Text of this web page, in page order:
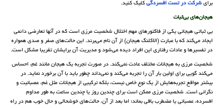
برای شرکت در تست افسردگی کلیک کنید.
هیجان‌های بی‌ثبات
بی ثباتی هیجانی یکی از فاکتورهای مهم اختلال شخصیت مرزی است که در آنها تعارضی دائمی
ایجاد می‌کند که با عبارت (الاکلنگ هیجان) از آن نام می‌برند. این حالت‌های صفر و صدی همواره
در تفسیرها و عادات رفتاری این افراد دیده می‌شود و مدیریت آن برایشان تقریبا مشکل است.
شخصیت مرزی به هیجانات مختلف عادت نمی‌کند. در صورت تجربه یک هیجان مانند غم، احساس
می‌کند گویی برای اولین بار آن را تجربه می‌کند و نمی‌داند چطور باید با آن برخورد نماید. در
بیشتر مواقع تجربه‌هایش از یک نوع خاص نیست، بلکه ترکیبی از هیجانات مثل غم، عصبانیت و
نگرانی است. شخصیت مرزی ممکن است برای چندین روز یا چندین ساعت به طور مداوم
افسرده، عصبانی یا مضطرب باقی بماند؛ اما بعد از آن، حالت‌های خوشحالی و حال خوب هم در راه